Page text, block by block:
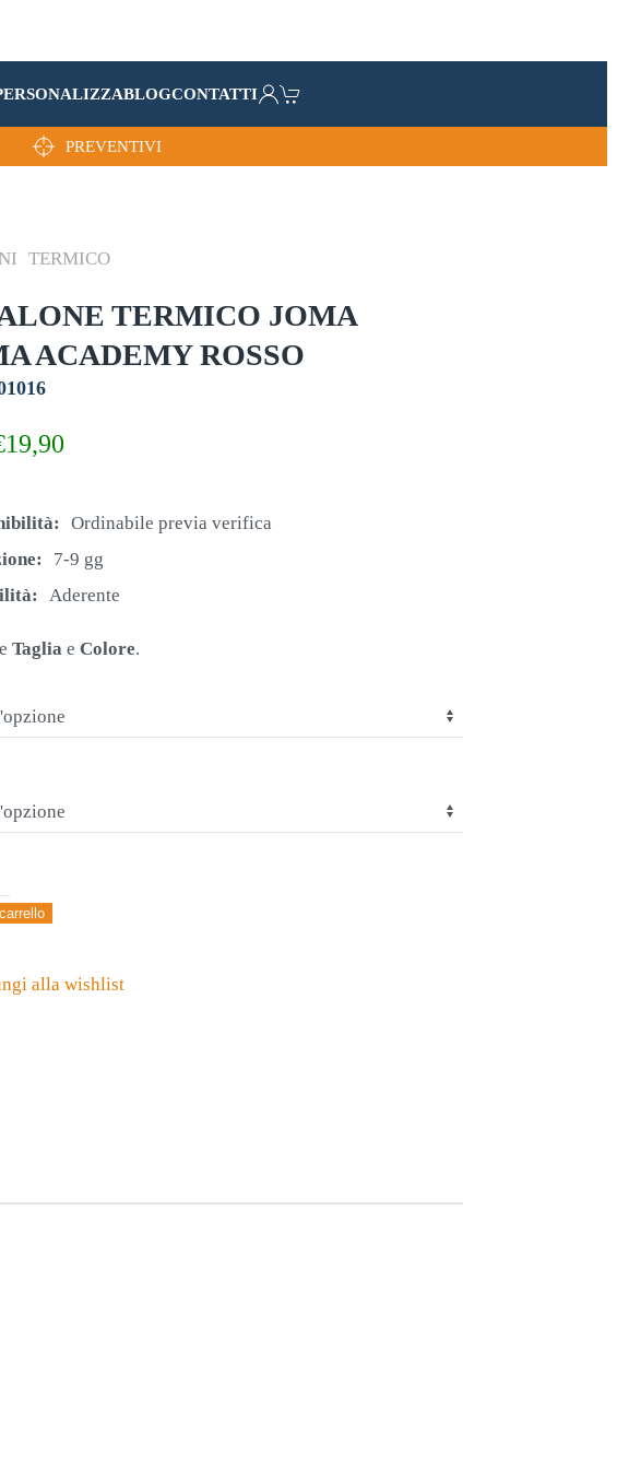
BLOGCONTATTI
PREVENTIVI
TERMICO
TERMICO JOMA
ACADEMY ROSSO
19,90
è:
Ordinabile previa verifica
7-9 gg
Aderente
Taglia e Colore.
alla wishlist